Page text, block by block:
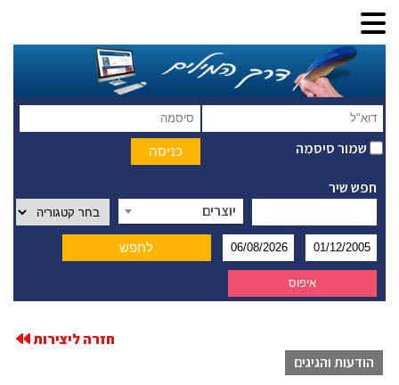
שמור סיסמה
חפש שיר
יוצרים
חזרה ליצירות
הודעות והגיגים